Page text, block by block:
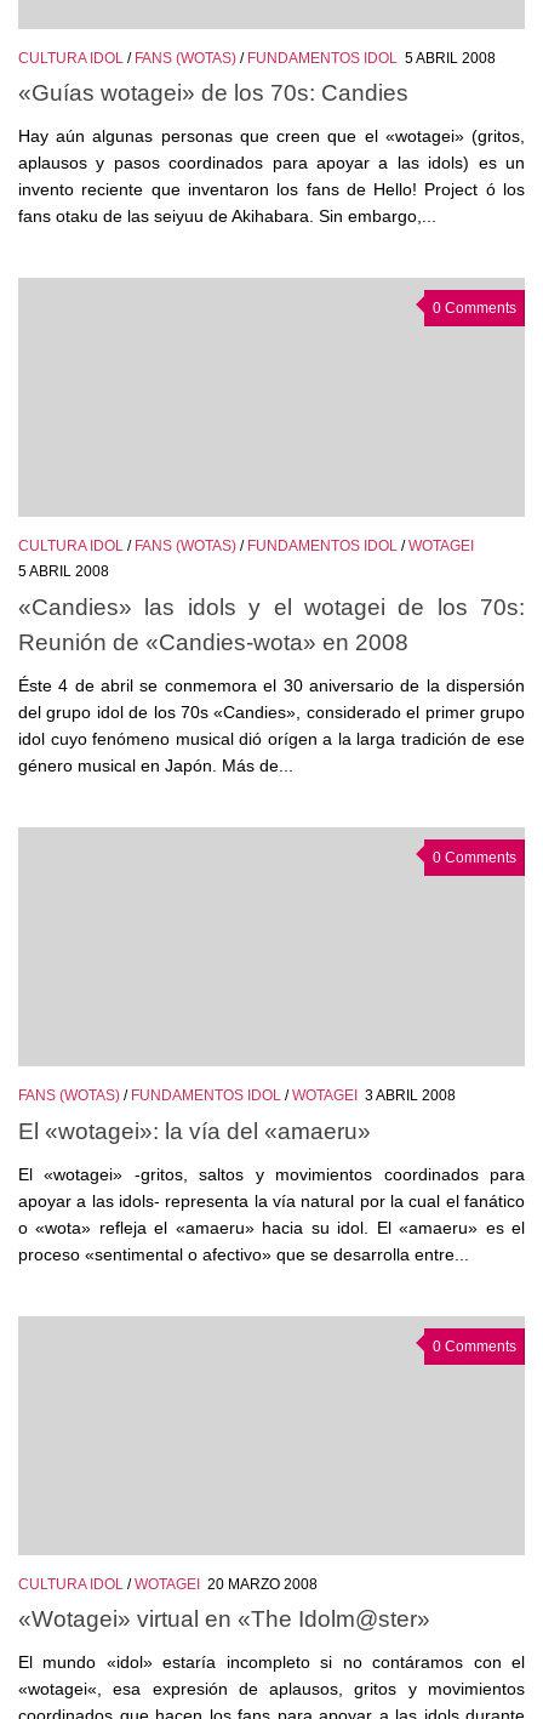
CULTURA IDOL / FANS (WOTAS) / FUNDAMENTOS IDOL 5 ABRIL 2008
«Guías wotagei» de los 70s: Candies
Hay aún algunas personas que creen que el «wotagei» (gritos,
aplausos y pasos coordinados para apoyar a las idols) es un
invento reciente que inventaron los fans de Hello! Project ó los
fans otaku de las seiyuu de Akihabara. Sin embargo,...
0 Comments
CULTURA IDOL / FANS (WOTAS) / FUNDAMENTOS IDOL /WOTAGEI
5 ABRIL 2008
«Candies» las idols y el wotagei de los 70s:
Reunión de «Candies-wota» en 2008
Éste 4 de abril se conmemora el 30 aniversario de la dispersión
del grupo idol de los 70s «Candies», considerado el primer grupo
idol cuyo fenómeno musical dió orígen a la larga tradición de ese
género musical en Japón. Más de...
0 Comments
FANS (WOTAS) / FUNDAMENTOS IDOL /WOTAGEI 3 ABRIL 2008
El «wotagei»: la vía del «amaeru»
El «wotagei» -gritos, saltos y movimientos coordinados para
apoyar a las idols- representa la vía natural por la cual el fanático
o «wota» refleja el «amaeru» hacia su idol. El «amaeru» es el
proceso «sentimental o afectivo» que se desarrolla entre...
0 Comments
CULTURA IDOL /WOTAGEI 20 MARZO 2008
«Wotagei» virtual en «The Idolm@ster»
El mundo «idol» estaría incompleto si no contáramos con el
«wotagei«, esa expresión de aplausos, gritos y movimientos